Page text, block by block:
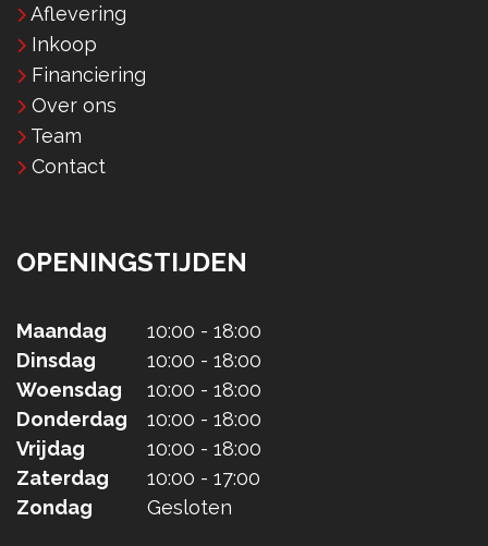
Aflevering
Inkoop
Financiering
Over ons
Team
Contact
OPENINGSTIJDEN
Maandag
10:00 - 18:00
Dinsdag
10:00 - 18:00
Woensdag
10:00 - 18:00
Donderdag
10:00 - 18:00
Vrijdag
10:00 - 18:00
Zaterdag
10:00 - 17:00
Zondag
Gesloten